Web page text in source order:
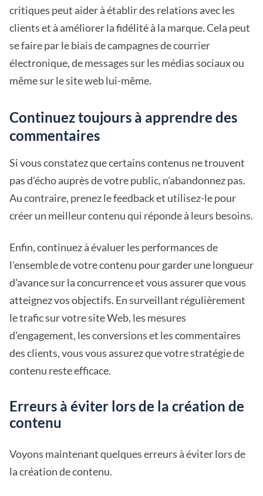
critiques peut aider à établir des relations avec les
clients et à améliorer la fidélité à la marque. Cela peut
se faire par le biais de campagnes de courrier
électronique, de messages sur les médias sociaux ou
même sur le site web lui-même.
Continuez toujours à apprendre des
commentaires
Si vous constatez que certains contenus ne trouvent
pas d'écho auprès de votre public, n'abandonnez pas.
Au contraire, prenez le feedback et utilisez-le pour
créer un meilleur contenu qui réponde à leurs besoins.
Enfin, continuez à évaluer les performances de
l'ensemble de votre contenu pour garder une longueur
d'avance sur la concurrence et vous assurer que vous
atteignez vos objectifs. En surveillant régulièrement
le trafic sur votre site Web, les mesures
d'engagement, les conversions et les commentaires
des clients, vous vous assurez que votre stratégie de
contenu reste efficace.
Erreurs à éviter lors de la création de
contenu
Voyons maintenant quelques erreurs à éviter lors de
la création de contenu.